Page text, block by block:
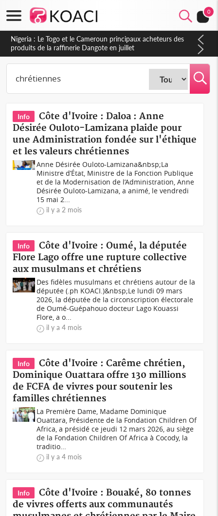
0
Nigeria : Le Togo et le Cameroun principaux acheteurs des
produits de la raffinerie Dangote en juillet
Info
Côte d'Ivoire : Daloa : Anne
Désirée Ouloto-Lamizana plaide pour
une Administration fondée sur l'éthique
et les valeurs chrétiennes
Anne Désirée Ouloto-Lamizana&nbsp;La
Ministre d’État, Ministre de la Fonction Publique
et de la Modernisation de l’Administration, Anne
Désirée Ouloto-Lamizana, a animé, le vendredi
15 mai 2...
il y a 2 mois
Info
Côte d'Ivoire : Oumé, la députée
Flore Lago offre une rupture collective
aux musulmans et chrétiens
Des fidèles musulmans et chrétiens autour de la
députée (.ph KOACI.)&nbsp;Le lundi 09 mars
2026, la députée de la circonscription électorale
de Oumé-Guépahouo docteur Lago Kouassi
Flore, a o...
il y a 4 mois
Info
Côte d'Ivoire : Carême chrétien,
Dominique Ouattara offre 130 millions
de FCFA de vivres pour soutenir les
familles chrétiennes
La Première Dame, Madame Dominique
Ouattara, Présidente de la Fondation Children Of
Africa, a présidé ce jeudi 12 mars 2026, au siège
de la Fondation Children Of Africa à Cocody, la
traditio...
il y a 4 mois
Info
Côte d'Ivoire : Bouaké, 80 tonnes
de vivres offerts aux communautés